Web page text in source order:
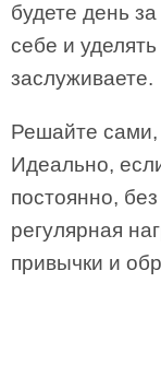
будете день
себе и
заслуживаете.
Решайте сами,
Идеально,
постоянно,
регулярная
привычки и